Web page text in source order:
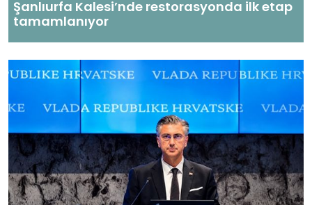
Şanlıurfa Kalesi’nde restorasyonda ilk etap
tamamlanıyor